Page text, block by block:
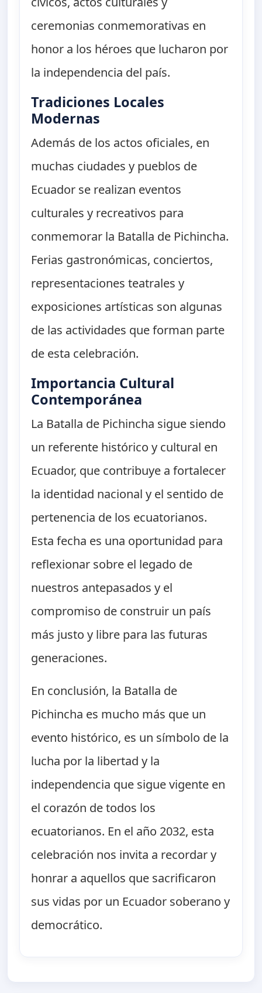
ceremonias conmemorativas en
honor a los héroes que lucharon por
la independencia del país.
Tradiciones Locales
Modernas
Además de los actos oficiales, en
muchas ciudades y pueblos de
Ecuador se realizan eventos
culturales y recreativos para
conmemorar la Batalla de Pichincha.
Ferias gastronómicas, conciertos,
representaciones teatrales y
exposiciones artísticas son algunas
de las actividades que forman parte
de esta celebración.
Importancia Cultural
Contemporánea
La Batalla de Pichincha sigue siendo
un referente histórico y cultural en
Ecuador, que contribuye a fortalecer
la identidad nacional y el sentido de
pertenencia de los ecuatorianos.
Esta fecha es una oportunidad para
reflexionar sobre el legado de
nuestros antepasados y el
compromiso de construir un país
más justo y libre para las futuras
generaciones.
En conclusión, la Batalla de
Pichincha es mucho más que un
evento histórico, es un símbolo de la
lucha por la libertad y la
independencia que sigue vigente en
el corazón de todos los
ecuatorianos. En el año 2032, esta
celebración nos invita a recordar y
honrar a aquellos que sacrificaron
sus vidas por un Ecuador soberano y
democrático.